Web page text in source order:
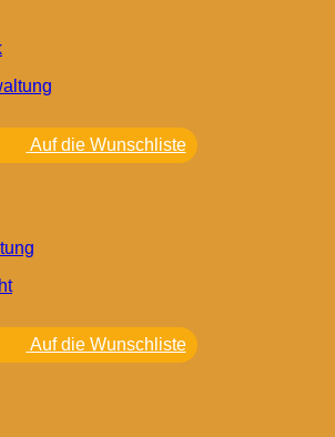
Auf die Wunschliste
Auf die Wunschliste